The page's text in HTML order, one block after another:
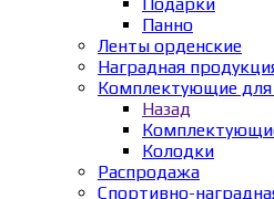
Панно
Ленты орденские
Наградная
Комплектующие для
Назад
Колодки
Распродажа
Спортивно-